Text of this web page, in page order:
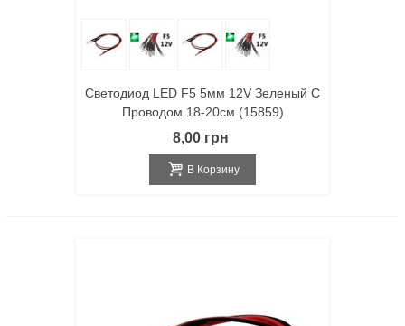
Светодиод LED F5 5мм 12V Зеленый С
Проводом 18-20см (15859)
8,00 грн
В Корзину